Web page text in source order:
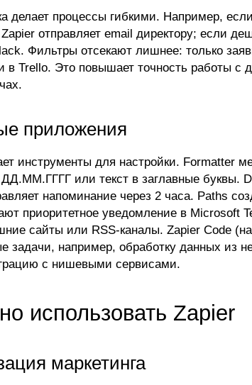
делает процессы гибкими. Например,
отправляет email директору; если
Фильтры отсекают лишнее: только
в Trello. Это повышает точность работы с
приложения
инструменты для настройки. Formatter
или текст в заглавные буквы.
напоминание через 2 часа. Paths
приоритетное уведомление в Microsoft
сайты или RSS-каналы. Zapier Code
задачи, например, обработку данных из
с нишевыми сервисами.
использовать Zapier
маркетинга